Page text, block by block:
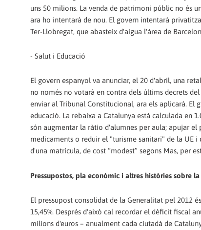
uns 50 milions. La venda de patrimoni públic no és
ara ho intentarà de nou. El govern intentarà
Ter-Llobregat, que abasteix d'aigua l'àrea de
- Salut i Educació
El govern espanyol va anunciar, el 20 d'abril, una
no només no votarà en contra dels últims decrets
enviar al Tribunal Constitucional, ara els aplicarà. El
educació. La rebaixa a Catalunya està calculada en
són augmentar la ràtio d'alumnes per aula; apujar
medicaments o reduir el "turisme sanitari" de la UE
d'una matrícula, de cost “modest” segons Mas, per
Pressupostos, pla econòmic i altres històries sobre
El pressupost consolidat de la Generalitat pel 2012
15,45%. Després d'això cal recordar el dèficit fiscal
milions d'euros – anualment cada ciutadà de